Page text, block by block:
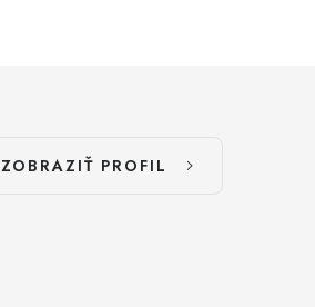
ZOBRAZIŤ PROFIL